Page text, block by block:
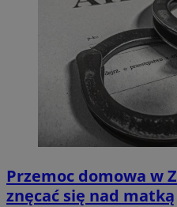
Przemoc domowa w
znęcać się nad matką